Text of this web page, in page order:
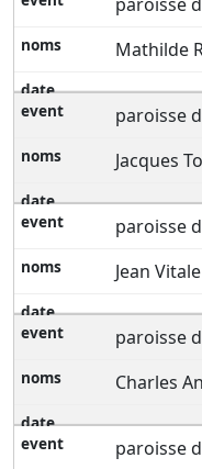
Mathilde
paroisse
Jacques
paroisse
Jean
paroisse
Charles
paroisse